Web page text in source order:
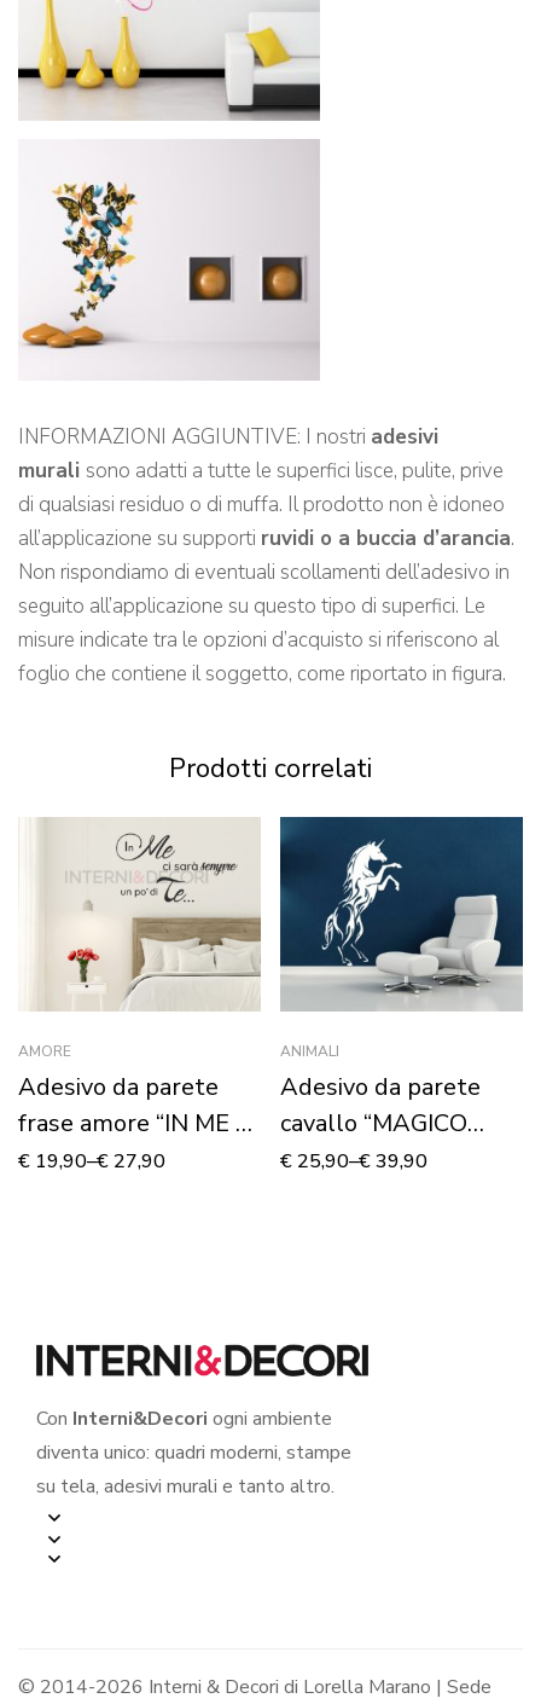
INFORMAZIONI AGGIUNTIVE: I nostri adesivi
murali sono adatti a tutte le superfici lisce, pulite, prive
di qualsiasi residuo o di muffa. Il prodotto non è idoneo
all’applicazione su supporti ruvidi o a buccia d’arancia.
Non rispondiamo di eventuali scollamenti dell’adesivo in
seguito all’applicazione su questo tipo di superfici. Le
misure indicate tra le opzioni d’acquisto si riferiscono al
foglio che contiene il soggetto, come riportato in figura.
Prodotti correlati
AMORE
Adesivo da parete
frase amore “IN ME CI
SARÀ…”
€ 19,90–€ 27,90
ANIMALI
Adesivo da parete
cavallo “MAGICO
UNICORNO”
€ 25,90–€39,90
Con Interni&Decori ogni ambiente
diventa unico: quadri moderni, stampe
su tela, adesivi murali e tanto altro.
© 2014-2026 Interni & Decori di Lorella Marano | Sede